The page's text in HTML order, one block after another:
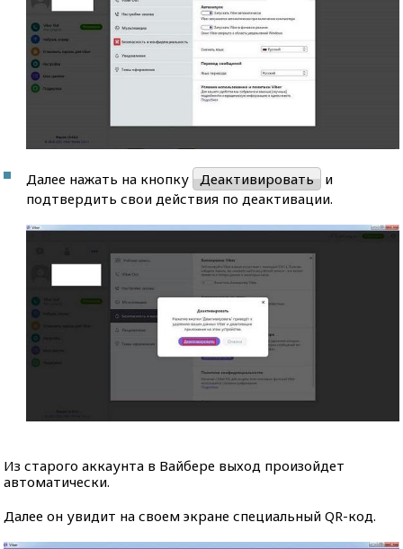
Далее нажать на кнопку Деактивировать
и
подтвердить свои действия по деактивации.
Из старого аккаунта в Вайбере выход произойдет
автоматически.
Далее он увидит на своем экране специальный QR-код.